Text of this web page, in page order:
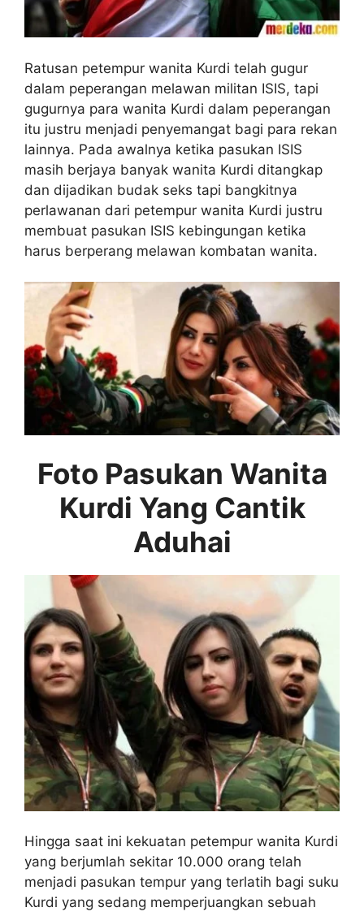
Ratusan petempur wanita Kurdi telah gugur
dalam peperangan melawan militan ISIS, tapi
gugurnya para wanita Kurdi dalam peperangan
itu justru menjadi penyemangat bagi para rekan
lainnya. Pada awalnya ketika pasukan ISIS
masih berjaya banyak wanita Kurdi ditangkap
dan dijadikan budak seks tapi bangkitnya
perlawanan dari petempur wanita Kurdi justru
membuat pasukan ISIS kebingungan ketika
harus berperang melawan kombatan wanita.
Foto Pasukan Wanita
Kurdi Yang Cantik
Aduhai
Hingga saat ini kekuatan petempur wanita Kurdi
yang berjumlah sekitar 10.000 orang telah
menjadi pasukan tempur yang terlatih bagi suku
Kurdi yang sedang memperjuangkan sebuah